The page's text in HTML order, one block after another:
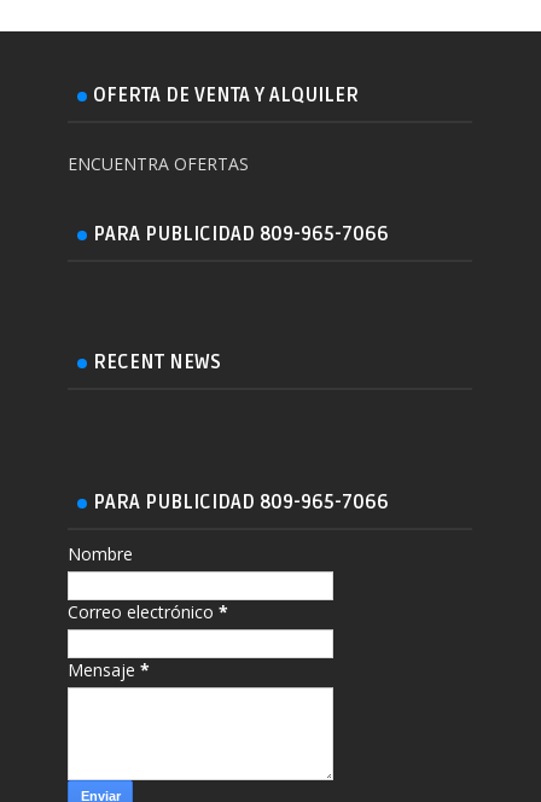
OFERTA DE VENTA Y ALQUILER
ENCUENTRA OFERTAS
PARA PUBLICIDAD 809-965-7066
RECENT NEWS
PARA PUBLICIDAD 809-965-7066
Nombre
Correo electrónico*
Mensaje*